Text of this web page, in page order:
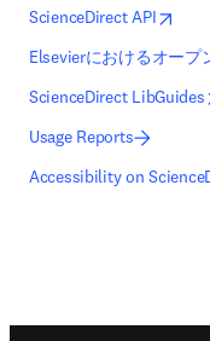
ScienceDirect API新しい
opens in new tab/window
Elsevierにおけるオープ
ScienceDirect LibGuides
opens in new tab/
Usage Reports
Accessibility on
opens in new tab/